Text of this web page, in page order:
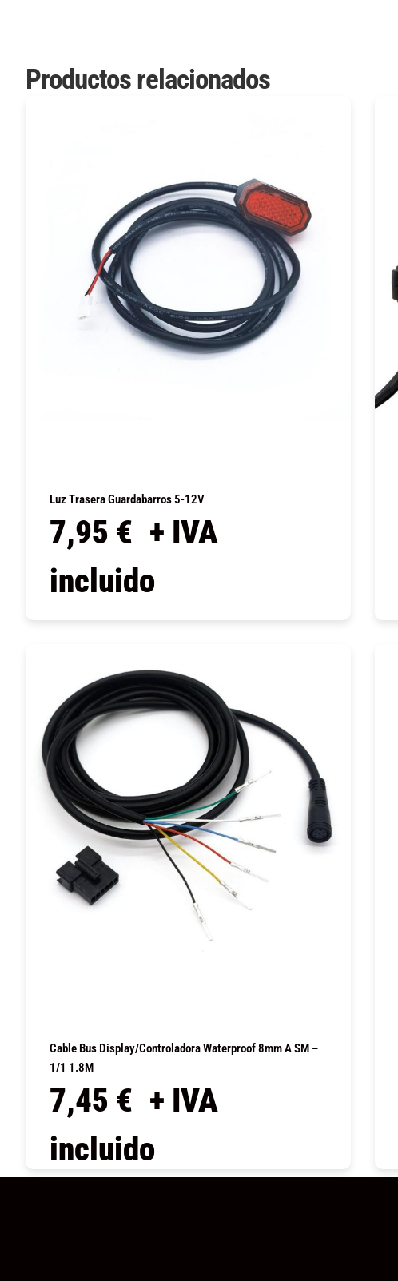
Productos relacionados
Luz Trasera Guardabarros 5-12V
7,95 € + IVA
incluido
Cable Bus Display/controladora Waterproof 8mm A SM –
1/1 1.8M
7,45 € + IVA
incluido